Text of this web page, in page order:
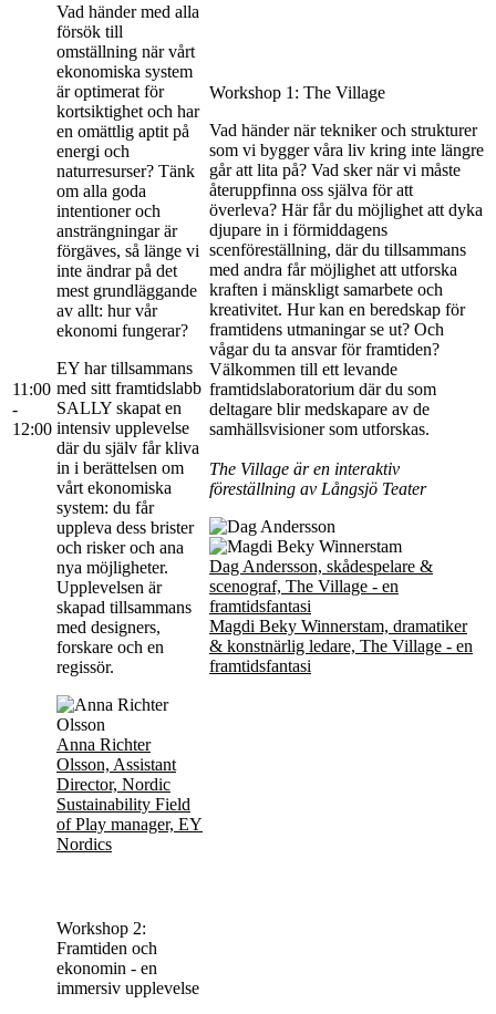
11:00
-
12:00
Vad händer med alla
försök till
omställning när vårt
ekonomiska system
är optimerat för
kortsiktighet och har
en omättlig aptit på
energi och
naturresurser? Tänk
om alla goda
intentioner och
ansträngningar är
förgäves, så länge vi
inte ändrar på det
mest grundläggande
av allt: hur vår
ekonomi fungerar?
EY har tillsammans
med sitt framtidslabb
SALLY skapat en
intensiv upplevelse
där du själv får kliva
in i berättelsen om
vårt ekonomiska
system: du får
uppleva dess brister
och risker och ana
nya möjligheter.
Upplevelsen är
skapad tillsammans
med designers,
forskare och en
regissör.
Anna Richter
Olsson, Assistant
Director, Nordic
Sustainability Field
of Play manager, EY
Nordics
Workshop 1: The Village
Vad händer när tekniker och strukturer
som vi bygger våra liv kring inte längre
går att lita på? Vad sker när vi måste
återuppfinna oss själva för att
överleva? Här får du möjlighet att dyka
djupare in i förmiddagens
scenföreställning, där du tillsammans
med andra får möjlighet att utforska
kraften i mänskligt samarbete och
kreativitet. Hur kan en beredskap för
framtidens utmaningar se ut? Och
vågar du ta ansvar för framtiden?
Välkommen till ett levande
framtidslaboratorium där du som
deltagare blir medskapare av de
samhällsvisioner som utforskas.
The Village är en interaktiv
föreställning av Långsjö Teater
Dag Andersson, skådespelare &
scenograf, The Village - en
framtidsfantasi
Magdi Beky Winnerstam, dramatiker
& konstnärlig ledare, The Village - en
framtidsfantasi
Workshop 2:
Framtiden och
ekonomin - en
immersiv upplevelse